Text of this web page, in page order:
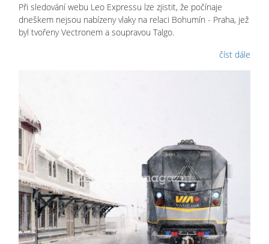
Při sledování webu Leo Expressu lze zjistit, že počínaje
dneškem nejsou nabízeny vlaky na relaci Bohumín - Praha, jež
byl tvořeny Vectronem a soupravou Talgo.
číst dále